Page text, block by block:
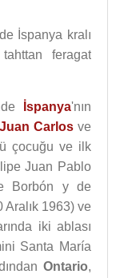
İspanya kralı
feragat
İspanya'nın
Juan Carlos ve
çocuğu ve ilk
Juan Pablo
Borbón y de
Aralık 1963) ve
iki ablası
Santa María
Ontario,